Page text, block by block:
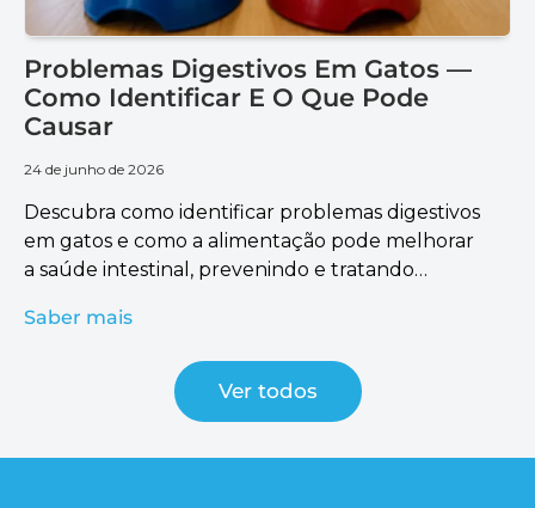
Problemas Digestivos Em Gatos —
Como Identificar E O Que Pode
Causar
24 de junho de 2026
Descubra como identificar problemas digestivos
em gatos e como a alimentação pode melhorar
a saúde intestinal, prevenindo e tratando
Saber mais
Ver todos